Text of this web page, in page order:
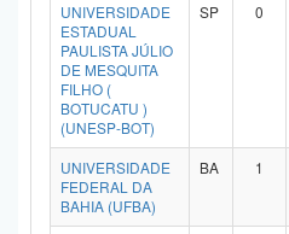
UNIVERSIDADE
ESTADUAL
PAULISTA JÚLIO
DE MESQUITA
FILHO (
BOTUCATU )
(UNESP-BOT)
SP 0
UNIVERSIDADE
FEDERAL DA
BAHIA (UFBA)
BA 1